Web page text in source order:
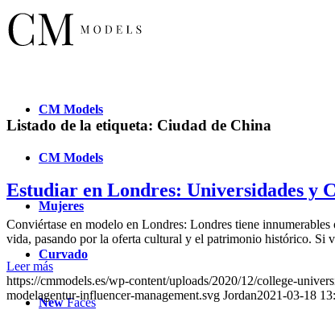
CM Models
CM Models
Mujeres
Curvado
NewFaces
Listado de la etiqueta: Ciudad de China
Estudiar en Londres: Universidades y
Conviértase en modelo en Londres: Londres tiene
vida, pasando por la oferta cultural y el patrimonio histórico.
Leer más
https://cmmodels.es/wp-content/uploads/2020/12/college-
modelagentur-influencer-management.svg Jordan2021-03-18